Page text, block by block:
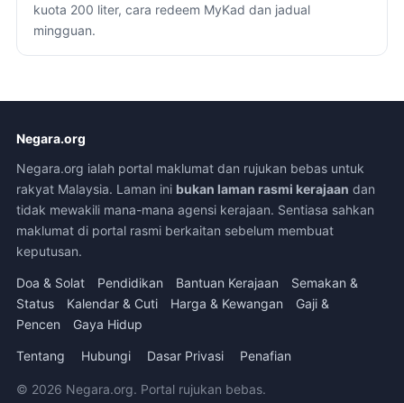
kuota 200 liter, cara redeem MyKad dan jadual
mingguan.
Negara.org
Negara.org ialah portal maklumat dan rujukan bebas untuk
rakyat Malaysia. Laman ini bukan laman rasmi kerajaan dan
tidak mewakili mana-mana agensi kerajaan. Sentiasa sahkan
maklumat di portal rasmi berkaitan sebelum membuat
keputusan.
Doa & Solat Pendidikan Bantuan Kerajaan
Semakan &
Status
Kalendar & Cuti Harga & Kewangan
Gaji &
Pencen
Gaya Hidup
Tentang Hubungi Dasar Privasi Penafian
© 2026 Negara.org. Portal rujukan bebas.